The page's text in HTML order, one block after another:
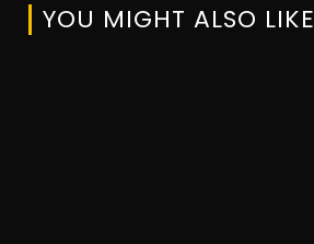
YOU MIGHT ALSO LIKE